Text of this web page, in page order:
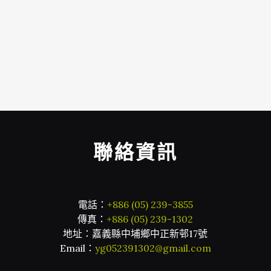
聯絡資訊
電話： +886 (05) 239-3855
傳真： +886 (05) 239-1302
地址：嘉義縣中埔鄉中正新邨17號
Email： yg052391302@gmail.com